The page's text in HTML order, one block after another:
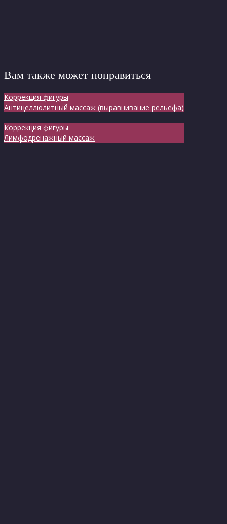
Вам также может понравиться
Коррекция фигуры
Антицеллюлитный массаж (выравнивание рельефа)
Коррекция фигуры
Лимфодренажный массаж